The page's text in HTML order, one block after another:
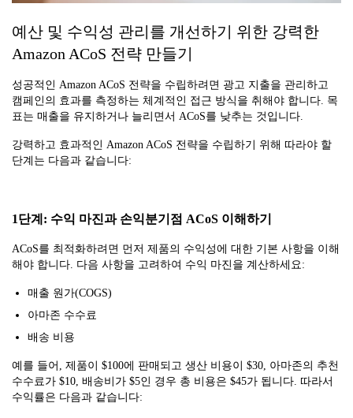
예산 및 수익성 관리를 개선하기 위한 강력한
Amazon ACoS 전략 만들기
성공적인 Amazon ACoS 전략을 수립하려면 광고 지출을 관리하고
캠페인의 효과를 측정하는 체계적인 접근 방식을 취해야 합니다. 목
표는 매출을 유지하거나 늘리면서 ACoS를 낮추는 것입니다.
강력하고 효과적인 Amazon ACoS 전략을 수립하기 위해 따라야 할
단계는 다음과 같습니다:
1단계: 수익 마진과 손익분기점 ACoS 이해하기
ACoS를 최적화하려면 먼저 제품의 수익성에 대한 기본 사항을 이해
해야 합니다. 다음 사항을 고려하여 수익 마진을 계산하세요:
매출 원가(COGS)
아마존 수수료
배송 비용
예를 들어, 제품이 $100에 판매되고 생산 비용이 $30, 아마존의 추천
수수료가 $10, 배송비가 $5인 경우 총 비용은 $45가 됩니다. 따라서
수익률은 다음과 같습니다: